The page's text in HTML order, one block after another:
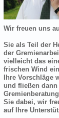
Wir freuen uns
Sie als Teil der
der
vielleicht das
frischen Wind
Ihre Vorschläge
und fließen
Sie dabei, wir
auf Ihre